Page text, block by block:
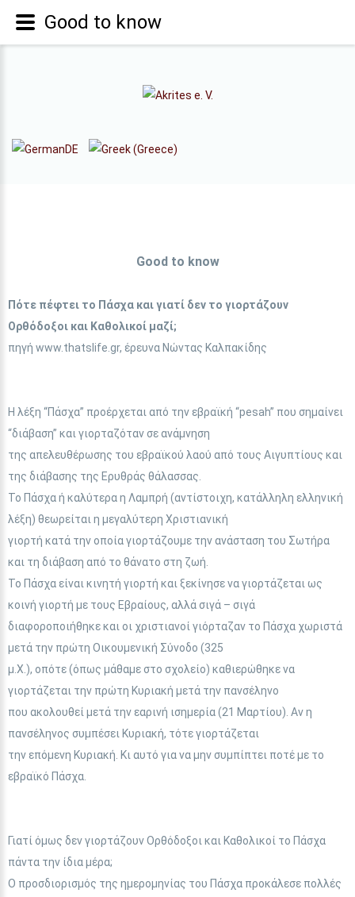
Good to know
Πότε πέφτει το Πάσχα και γιατί δεν το γιορτάζουν
Ορθόδοξοι και Καθολικοί μαζί;
πηγή www.thatslife.gr, έρευνα Νώντας Καλπακίδης
Η λέξη “Πάσχα” προέρχεται από την εβραϊκή “pesah” που σημαίνει
“διάβαση” και γιορταζόταν σε ανάμνηση
της απελευθέρωσης του εβραϊκού λαού από τους Αιγυπτίους και
της διάβασης της Ερυθράς θάλασσας.
Το Πάσχα ή καλύτερα η Λαμπρή (αντίστοιχη, κατάλληλη ελληνική
λέξη) θεωρείται η μεγαλύτερη Χριστιανική
γιορτή κατά την οποία γιορτάζουμε την ανάσταση του Σωτήρα
και τη διάβαση από το θάνατο στη ζωή.
Το Πάσχα είναι κινητή γιορτή και ξεκίνησε να γιορτάζεται ως
κοινή γιορτή με τους Εβραίους, αλλά σιγά – σιγά
διαφοροποιήθηκε και οι χριστιανοί γιόρταζαν το Πάσχα χωριστά
μετά την πρώτη Οικουμενική Σύνοδο (325
μ.Χ.), οπότε (όπως μάθαμε στο σχολείο) καθιερώθηκε να
γιορτάζεται την πρώτη Κυριακή μετά την πανσέληνο
που ακολουθεί μετά την εαρινή ισημερία (21 Μαρτίου). Αν η
πανσέληνος συμπέσει Κυριακή, τότε γιορτάζεται
την επόμενη Κυριακή. Κι αυτό για να μην συμπίπτει ποτέ με το
εβραϊκό Πάσχα.
Γιατί όμως δεν γιορτάζουν Ορθόδοξοι και Καθολικοί το Πάσχα
πάντα την ίδια μέρα;
Ο προσδιορισμός της ημερομηνίας του Πάσχα προκάλεσε πολλές
Good to know